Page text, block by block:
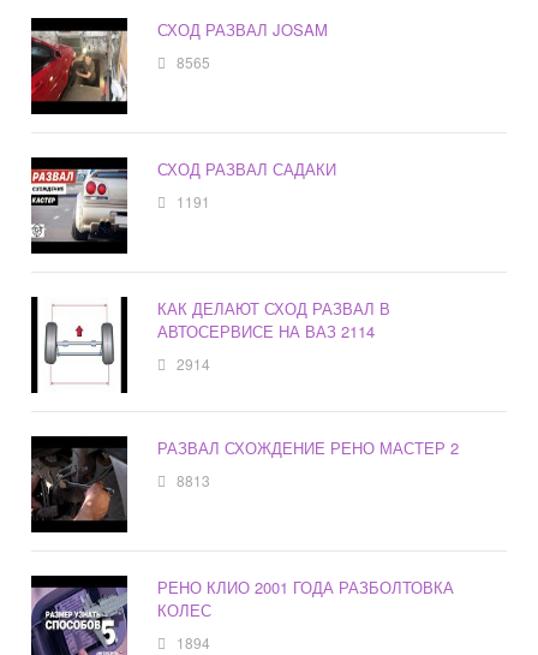
СХОД РАЗВАЛ JOSAM
8565
СХОД РАЗВАЛ САДАКИ
1191
КАК ДЕЛАЮТ СХОД РАЗВАЛ В
АВТОСЕРВИСЕ НА ВАЗ 2114
2914
РАЗВАЛ СХОЖДЕНИЕ РЕНО МАСТЕР 2
8813
РЕНО КЛИО 2001 ГОДА РАЗБОЛТОВКА
КОЛЕС
1894